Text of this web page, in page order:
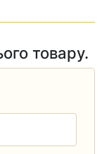
товару.